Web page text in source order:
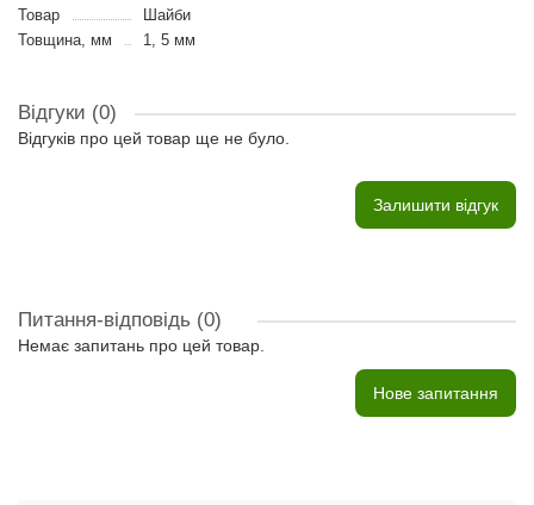
Товар
Шайби
Товщина, мм
1, 5 мм
Відгуки (0)
Відгуків про цей товар ще не було.
Залишити відгук
Питання-відповідь (0)
Немає запитань про цей товар.
Нове запитання